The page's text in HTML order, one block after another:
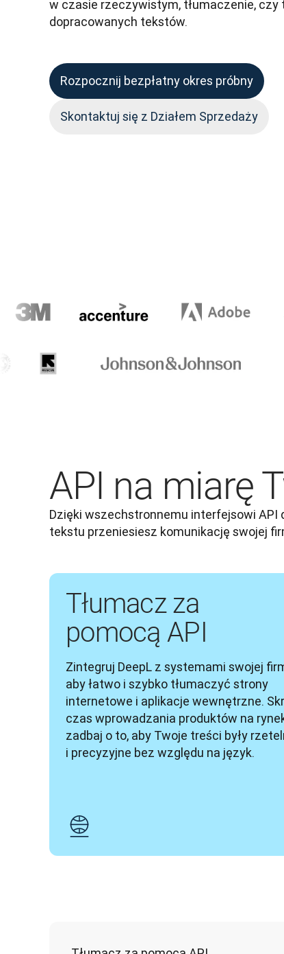
w czasie rzeczywistym, tłumaczenie,
dopracowanych tekstów.
Rozpocznij bezpłatny okres próbny
Skontaktuj się z Działem Sprzedaży
API na miarę
Dzięki wszechstronnemu interfejsowi API
tekstu przeniesiesz komunikację swojej
Tłumacz za
pomocą API
Zintegruj DeepL z systemami swojej
aby łatwo i szybko tłumaczyć strony
internetowe i aplikacje wewnętrzne.
czas wprowadzania produktów na
zadbaj o to, aby Twoje treści były
i precyzyjne bez względu na język.